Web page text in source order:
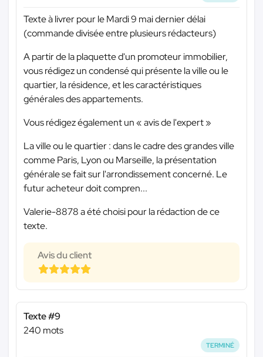
Texte à livrer pour le Mardi 9 mai dernier délai
(commande divisée entre plusieurs rédacteurs)
A partir de la plaquette d'un promoteur immobilier,
vous rédigez un condensé qui présente la ville ou le
quartier, la résidence, et les caractéristiques
générales des appartements.
Vous rédigez également un « avis de l'expert »
La ville ou le quartier : dans le cadre des grandes ville
comme Paris, Lyon ou Marseille, la présentation
générale se fait sur l'arrondissement concerné. Le
futur acheteur doit compren...
Valerie-8878 a été choisi pour la rédaction de ce
texte.
Avis du client
Texte #9
240 mots
TERMINÉ